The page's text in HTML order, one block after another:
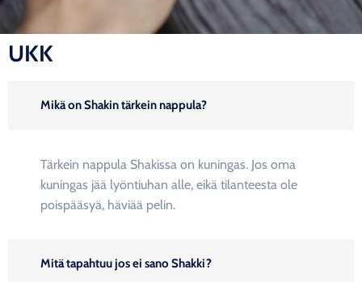
UKK
Mikä on Shakin tärkein nappula?
Tärkein nappula Shakissa on kuningas. Jos oma
kuningas jää lyöntiuhan alle, eikä tilanteesta ole
poispääsyä, häviää pelin.
Mitä tapahtuu jos ei sano Shakki?